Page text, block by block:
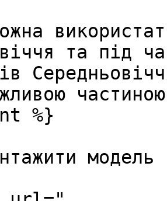
та під
%}
модель